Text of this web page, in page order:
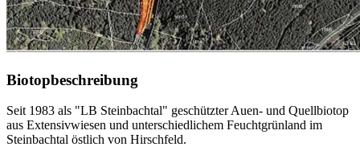
Biotopbeschreibung
Seit 1983 als "LB Steinbachtal" geschützter Auen- und Quellbiotop
aus Extensivwiesen und unterschiedlichem Feuchtgrünland im
Steinbachtal östlich von Hirschfeld.